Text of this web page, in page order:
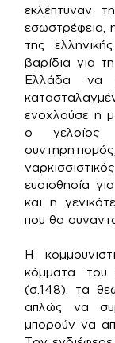
εκλέπτυναν
εσωστρέφεια,
της
βαρίδια για
Ελλάδα να
ενοχλούσε η
ο γελοίος
ευαισθησία
και η
που θα
Η
κόμματα του
(σ.148), τα
απλώς να
μπορούν να